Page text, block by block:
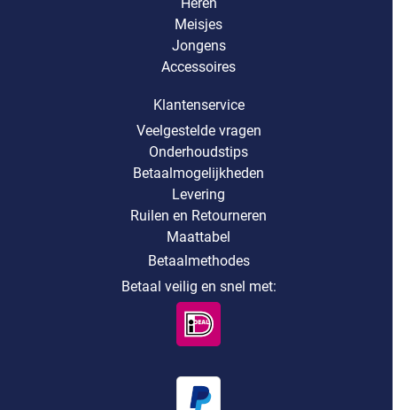
Meisjes
Jongens
Accessoires
Klantenservice
Veelgestelde vragen
Onderhoudstips
Betaalmogelijkheden
Levering
Ruilen en Retourneren
Maattabel
Betaalmethodes
Betaal veilig en snel met: